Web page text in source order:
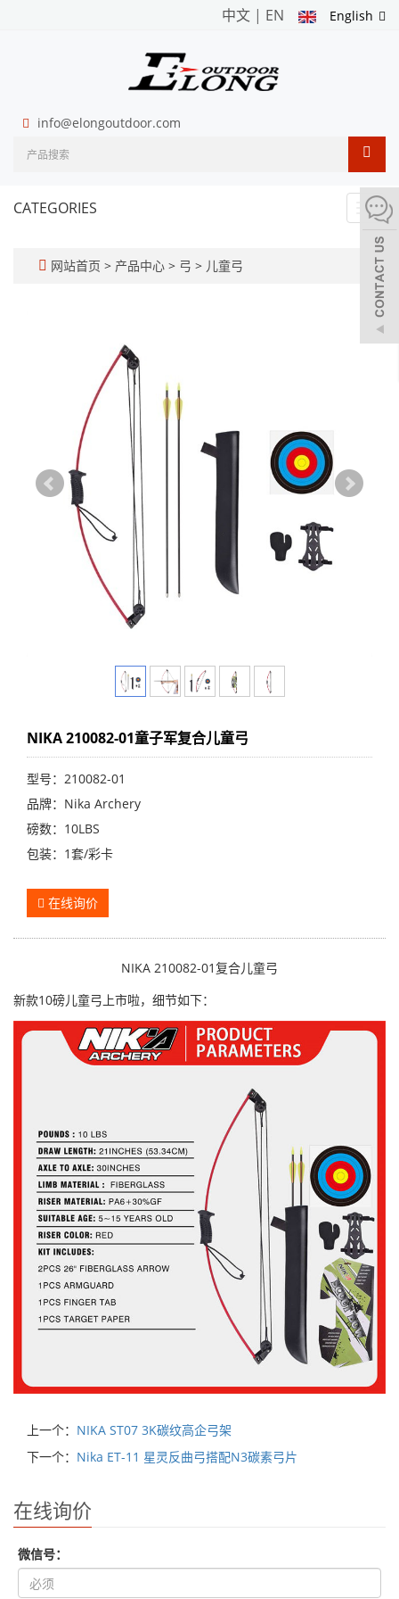
English
中文 | EN
info@elongoutdoor.com
CATEGORIES
网站首页 > 产品中心 > 弓 > 儿童弓
NIKA 210082-01童子军复合儿童弓
型号：210082-01
品牌：Nika Archery
磅数：10LBS
包装：1套/彩卡
在线询价
NIKA 210082-01复合儿童弓
新款10磅儿童弓上市啦，细节如下：
上一个： NIKA ST07 3K碳纹高企弓架
下一个： Nika ET-11 星灵反曲弓搭配N3碳素弓片
在线询价
微信号：